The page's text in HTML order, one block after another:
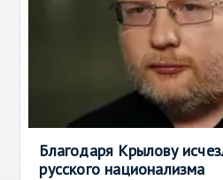
Благодаря Крылову
русского национализма